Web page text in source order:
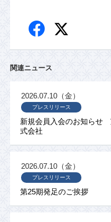
関連ニュース
新規会員入会のお知らせ
式会社
プレスリリース
2026.07.10（金）
第25期発足のご挨拶
プレスリリース
2026.07.10（金）